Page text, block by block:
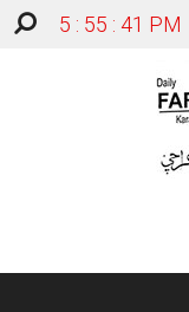
5 : 55 : 42 PM